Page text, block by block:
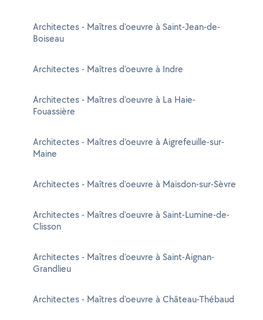
Architectes - Maîtres d'oeuvre à Saint-Jean-de-
Boiseau
Architectes - Maîtres d'oeuvre à Indre
Architectes - Maîtres d'oeuvre à La Haie-
Fouassière
Architectes - Maîtres d'oeuvre à Aigrefeuille-sur-
Maine
Architectes - Maîtres d'oeuvre à Maisdon-sur-Sèvre
Architectes - Maîtres d'oeuvre à Saint-Lumine-de-
Clisson
Architectes - Maîtres d'oeuvre à Saint-Aignan-
Grandlieu
Architectes - Maîtres d'oeuvre à Château-Thébaud